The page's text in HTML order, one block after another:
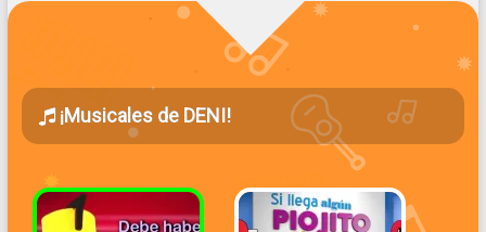
¡Musicales de DENI!